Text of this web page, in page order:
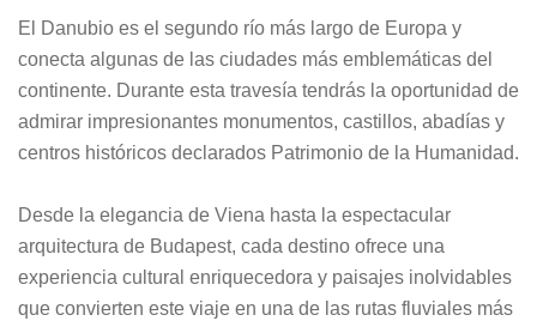
El Danubio es el segundo río más largo de Europa y
conecta algunas de las ciudades más emblemáticas del
continente. Durante esta travesía tendrás la oportunidad de
admirar impresionantes monumentos, castillos, abadías y
centros históricos declarados Patrimonio de la Humanidad.
Desde la elegancia de Viena hasta la espectacular
arquitectura de Budapest, cada destino ofrece una
experiencia cultural enriquecedora y paisajes inolvidables
que convierten este viaje en una de las rutas fluviales más